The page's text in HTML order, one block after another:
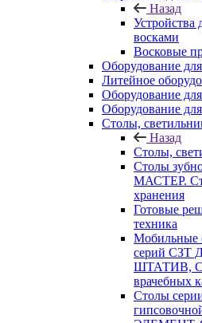
Назад
Устройства
восками
Восковые
Оборудование
Литейное
Оборудование
Оборудование
Cтолы,
Назад
Cтолы,
Столы
МАСТЕР.
хранения
Готовые
техника
Мобильные
серий СЗТ
ШТАТИВ,
врачебных
Столы